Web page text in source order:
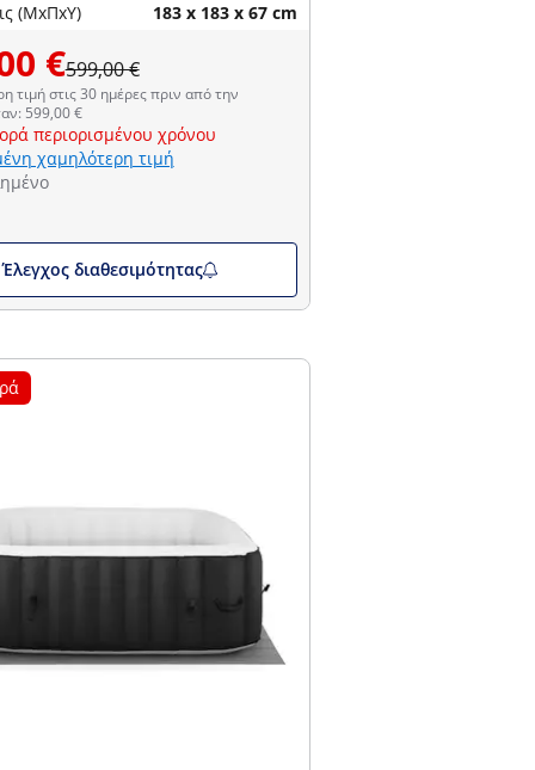
(ΜxΠxΥ) 183 x 183 x 67 cm
€599,00 €
τιμή στις 30 ημέρες πριν από την
599,00 €
περιορισμένου χρόνου
χαμηλότερη τιμή
Έλεγχος διαθεσιμότητας